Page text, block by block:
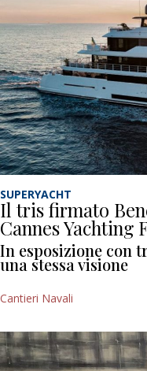
SUPERYACHT
Il tris firmato
Cannes Yachting
In esposizione con
una stessa visione
Cantieri Navali